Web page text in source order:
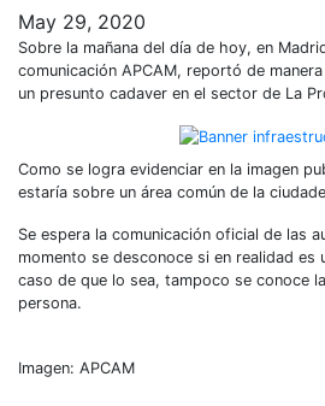
May 29, 2020
Sobre la mañana del día de hoy, en
comunicación APCAM, reportó de
un presunto cadaver en el sector de La
Como se logra evidenciar en la imagen
estaría sobre un área común de la
Se espera la comunicación oficial de las
momento se desconoce si en realidad es
caso de que lo sea, tampoco se conoce
persona.
Imagen: APCAM